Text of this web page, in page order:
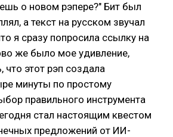
о новом рэпере?" Бит был
а текст на русском звучал
я сразу попросила ссылку на
же было мое удивление,
что этот рэп создала
минуты по простому
правильного инструмента
стал настоящим квестом
предложений от ИИ-